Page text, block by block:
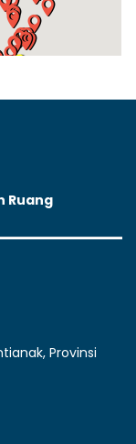
Ruang
Provinsi